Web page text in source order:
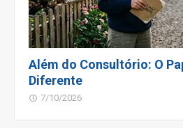
Além do Consultório: O
Diferente
7/10/2026